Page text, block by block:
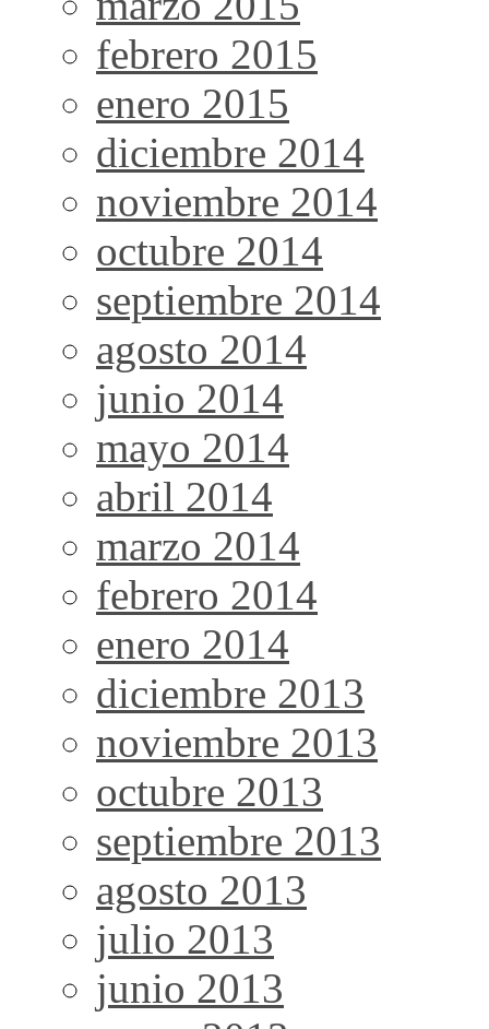
febrero 2015
enero 2015
diciembre 2014
noviembre 2014
octubre 2014
septiembre 2014
agosto 2014
junio 2014
mayo 2014
abril 2014
marzo 2014
febrero 2014
enero 2014
diciembre 2013
noviembre 2013
octubre 2013
septiembre 2013
agosto 2013
julio 2013
junio 2013